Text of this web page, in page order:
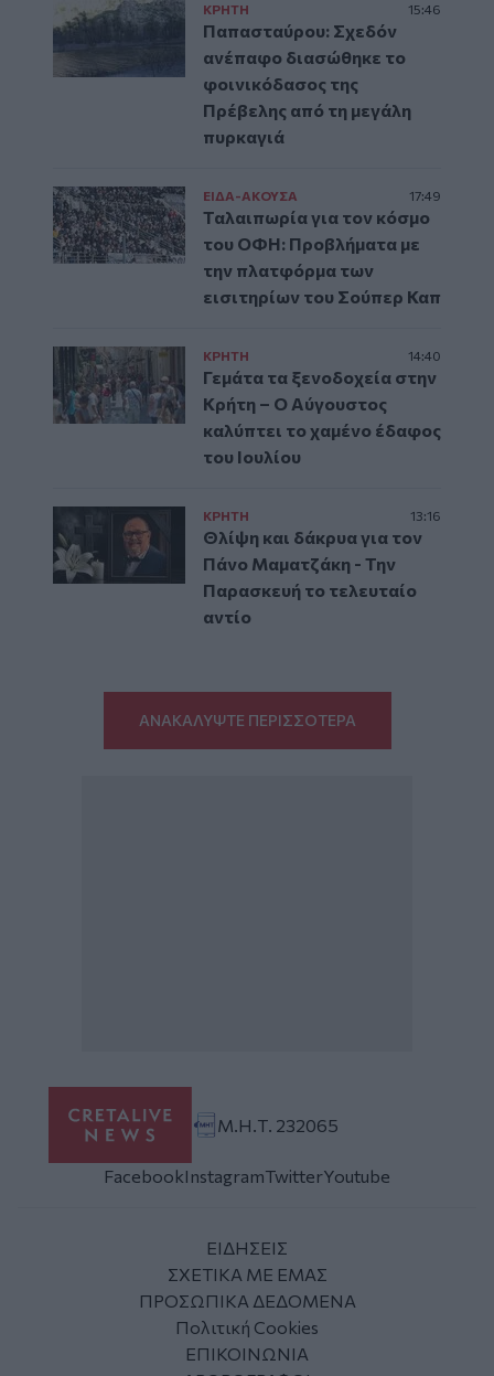
ΚΡΗΤΗ 15:46
Παπασταύρου: Σχεδόν
ανέπαφο διασώθηκε το
φοινικόδασος της
Πρέβελης από τη μεγάλη
πυρκαγιά
ΕΙΔΑ-ΑΚΟΥΣΑ 17:49
Ταλαιπωρία για τον κόσμο
του ΟΦΗ: Προβλήματα με
την πλατφόρμα των
εισιτηρίων του Σούπερ Καπ
ΚΡΗΤΗ 14:40
Γεμάτα τα ξενοδοχεία στην
Κρήτη – Ο Αύγουστος
καλύπτει το χαμένο έδαφος
του Ιουλίου
ΚΡΗΤΗ 13:16
Θλίψη και δάκρυα για τον
Πάνο Μαματζάκη - Την
Παρασκευή το τελευταίο
αντίο
ΑΝΑΚΑΛΥΨΤΕ ΠΕΡΙΣΣΟΤΕΡΑ
Μ.Η.Τ. 232065
FacebookInstagramTwitterYoutube
ΕΙΔΗΣΕΙΣ
ΣΧΕΤΙΚΑ ΜΕ ΕΜΑΣ
ΠΡΟΣΩΠΙΚΑ ΔΕΔΟΜΕΝΑ
Πολιτική Cookies
ΕΠΙΚΟΙΝΩΝΙΑ